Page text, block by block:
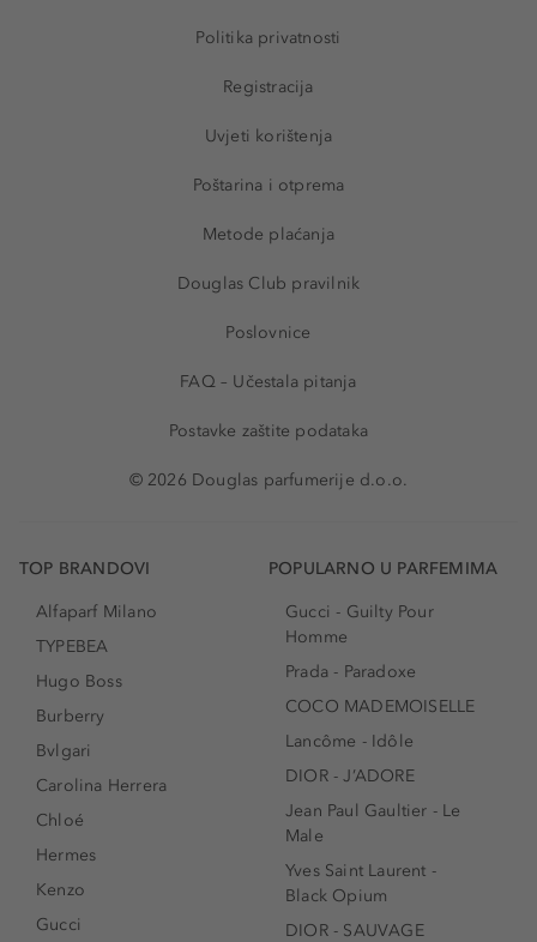
Politika privatnosti
Registracija
Uvjeti korištenja
Poštarina i otprema
Metode plaćanja
Douglas Club pravilnik
Poslovnice
FAQ – Učestala pitanja
Postavke zaštite podataka
© 2026 Douglas parfumerije d.o.o.
TOP BRANDOVI
Alfaparf Milano
TYPEBEA
Hugo Boss
Burberry
Bvlgari
Carolina Herrera
Chloé
Hermes
Kenzo
Gucci
POPULARNO U PARFEMIMA
Gucci - Guilty Pour
Homme
Prada - Paradoxe
COCO MADEMOISELLE
Lancôme - Idôle
DIOR - J’ADORE
Jean Paul Gaultier - Le
Male
Yves Saint Laurent -
Black Opium
DIOR - SAUVAGE